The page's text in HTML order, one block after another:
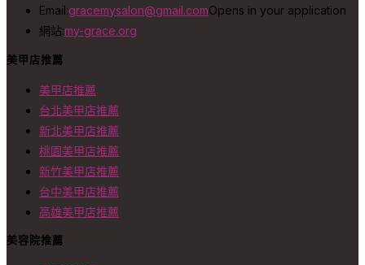
Email:gracemysalon@gmail.comOpens in your application
網站:my-grace.org
美甲店推薦
美甲店推薦
台北美甲店推薦
新北美甲店推薦
桃園美甲店推薦
新竹美甲店推薦
台中美甲店推薦
高雄美甲店推薦
美容院推薦